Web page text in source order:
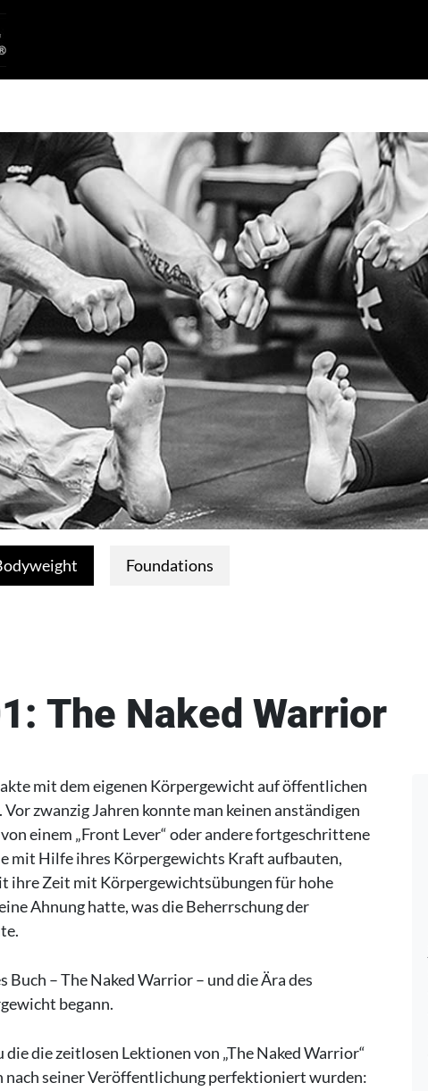
Foundations
The Naked Warrior
mit dem eigenen Körpergewicht auf öffentlichen
zwanzig Jahren konnte man keinen anständigen
einem „Front Lever“ oder andere fortgeschrittene
mit Hilfe ihres Körpergewichts Kraft aufbauten,
ihre Zeit mit Körpergewichtsübungen für hohe
Ahnung hatte, was die Beherrschung der
Buch – The Naked Warrior – und die Ära des
begann.
die zeitlosen Lektionen von „The Naked Warrior“
nach seiner Veröffentlichung perfektioniert wurden: